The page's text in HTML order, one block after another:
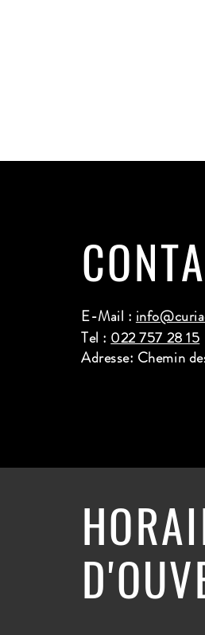
E-Mail :
Tel : 022 757 28 15
Adresse: Chemin